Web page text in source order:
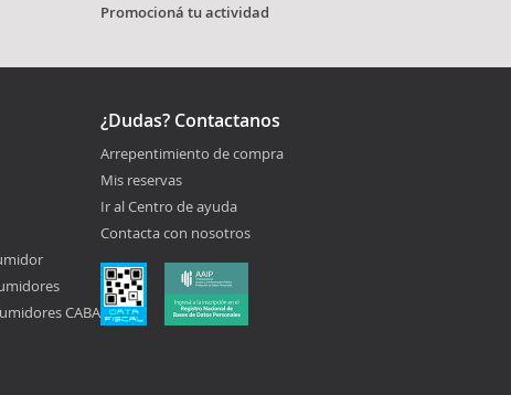
Promocioná tu actividad
CABA
¿Dudas? Contactanos
Arrepentimiento de compra
Mis reservas
Ir al Centro de ayuda
Contacta con nosotros